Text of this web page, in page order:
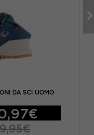
DA SCI UOMO